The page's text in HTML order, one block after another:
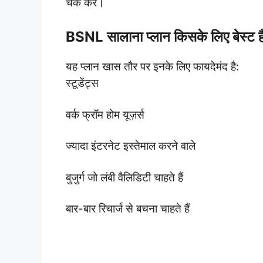
BSNL सालाना प्लान किसके लिए बेस्ट
यह प्लान खास तौर पर इनके लिए फायदेमंद है:
स्टूडेंट्स
वर्क फ्रॉम होम यूज़र्स
ज्यादा इंटरनेट इस्तेमाल करने वाले
बुजुर्ग जो लंबी वैलिडिटी चाहते हैं
बार-बार रिचार्ज से बचना चाहते हैं